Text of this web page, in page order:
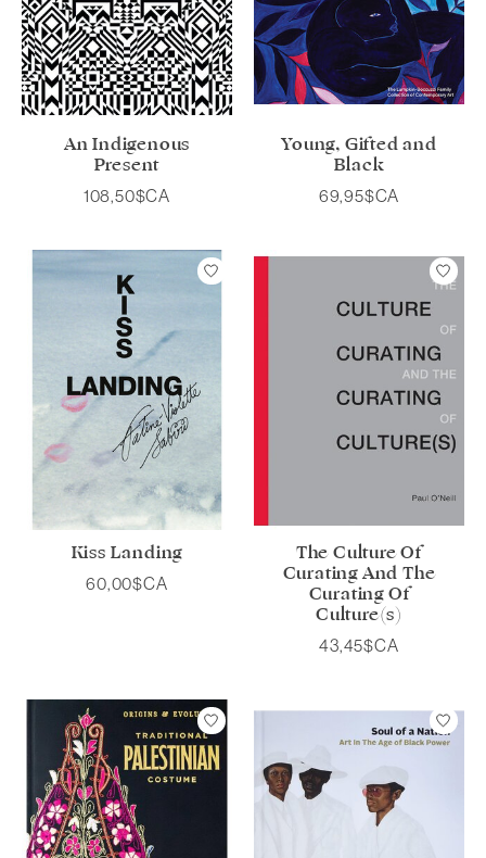
An Indigenous
Present
108,50$CA
Young, Gifted and
Black
69,95$CA
Kiss Landing
60,00$CA
The Culture Of
Curating And The
Curating Of
Culture(s)
43,45$CA